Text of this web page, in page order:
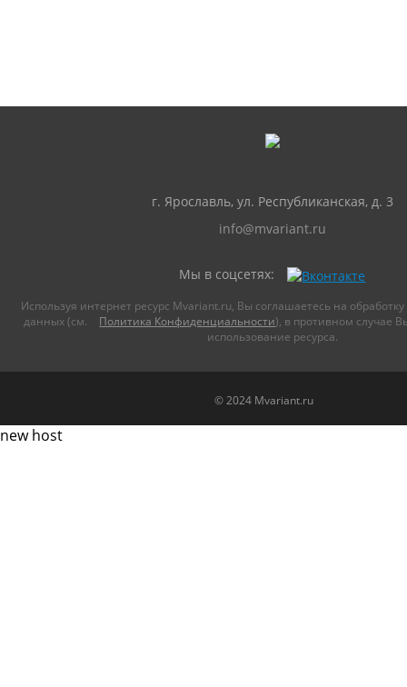
г. Ярославль, ул. Республиканская, д. 3
info@mvariant.ru
Мы в соцсетях:
Используя интернет ресурс Mvariant.ru, Вы соглашаетесь на
данных (см.
Политика Конфиденциальности), в противном случае
использование ресурса.
© 2024 Mvariant.ru
new host